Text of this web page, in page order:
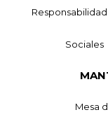
Sociales
Mesa